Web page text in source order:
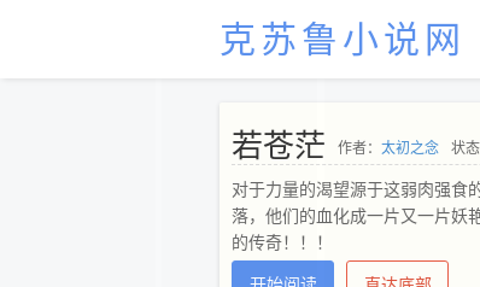
克苏鲁小说网
若苍茫 作者： 太初之念 状
对于力量的渴望源于这弱肉强食
落，他们的血化成一片又一片妖
的传奇！！！